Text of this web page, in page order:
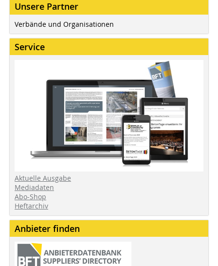
Unsere Partner
Verbände und Organisationen
Service
Aktuelle Ausgabe
Mediadaten
Abo-Shop
Heftarchiv
Anbieter finden